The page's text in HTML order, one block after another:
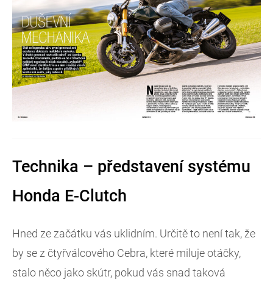
Technika – představení systému
Honda E-Clutch
Hned ze začátku vás uklidním. Určitě to není tak, že
by se z čtyřválcového Cebra, které miluje otáčky,
stalo něco jako skútr, pokud vás snad taková